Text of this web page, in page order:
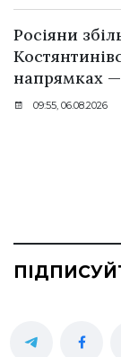
Росіяни
напрямках
09:55, 06.08.2026